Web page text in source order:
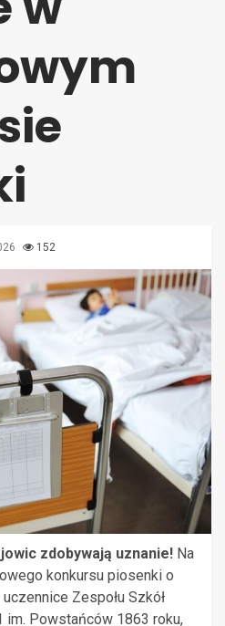
152
zdobywają uznanie! Na
konkursu piosenki o
Zespołu Szkół
im. Powstańców 1863 roku,